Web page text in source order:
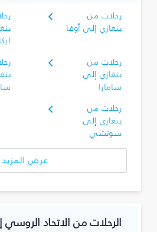
رحلات من
بنغازي إلى أوفا
رحلات من
بنغازي إلى
سامارا
رحلات من
بنغازي إلى
سوتشي
عرض المزيد
الرحلات من الاتحاد الروسي